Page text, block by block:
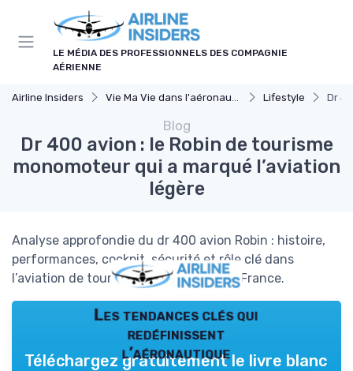
LE MÉDIA DES PROFESSIONNELS DES COMPAGNIE
AÉRIENNE
Airline Insiders Vie Ma Vie dans l'aéronautique Lifestyle Dr
Blog
Dr 400 avion : le Robin de tourisme
monomoteur qui a marqué l’aviation
légère
Analyse approfondie du dr 400 avion Robin : histoire,
performances, cockpit, sécurité et rôle clé dans
l’aviation de tourisme monomoteur en France.
Les tendances clés qui
redéfinissent
l’aéronautique
Téléchargez gratuitement le livre blanc
Panneau de gestion des cookies